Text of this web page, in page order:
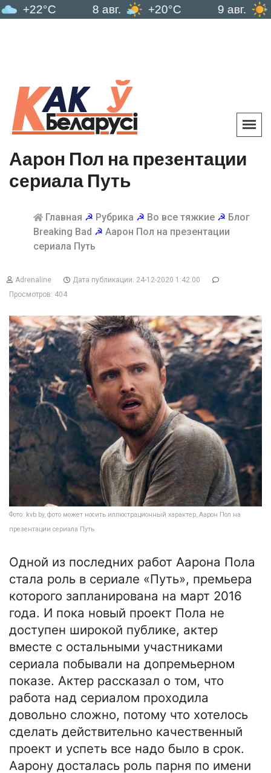
8 авг. +20°C 9 авг.
Аарон Пол на презентации
сериала Путь
Главная ☭ Рубрика ☭ Во все тяжкие ☭ Блог
Breaking Bad ☭ Аарон Пол на презентации
сериала Путь
Adrenaline
Дата публикации: 24-12-2020 1:42:00
Просмотров: 404
Фото: kvb.by, фото может носить иллюстрационный характер, Аарон Пол на
презентации сериала Путь
Одной из последних работ Аарона Пола
стала роль в сериале «Путь», премьера
которого запланирована на март 2016
года. И пока новый проект Пола не
доступен широкой публике, актер
вместе с остальными участниками
сериала побывали на допремьерном
показе. Актер рассказал о том, что
работа над сериалом проходила
довольно сложно, потому что хотелось
сделать действительно качественный
проект и успеть все надо было в срок.
Аарону досталась роль парня по имени